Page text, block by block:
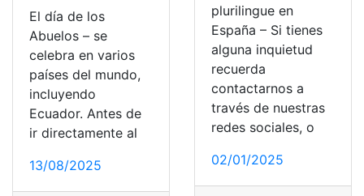
El día de los
Abuelos – se
celebra en varios
países del mundo,
incluyendo
Ecuador. Antes de
ir directamente al
13/08/2025
plurilingue en
España – Si tienes
alguna inquietud
recuerda
contactarnos a
través de nuestras
redes sociales, o
02/01/2025